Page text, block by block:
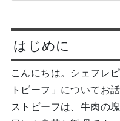
はじめに
こんにちは。シェフレ
トビーフ」についてお
ストビーフは、牛肉の